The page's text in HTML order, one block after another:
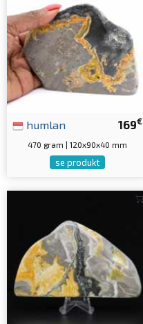
169€
humlan
470 gram | 120x90x40 mm
se produkt